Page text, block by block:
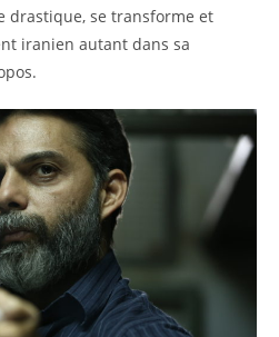
drastique, se transforme et
iranien autant dans sa